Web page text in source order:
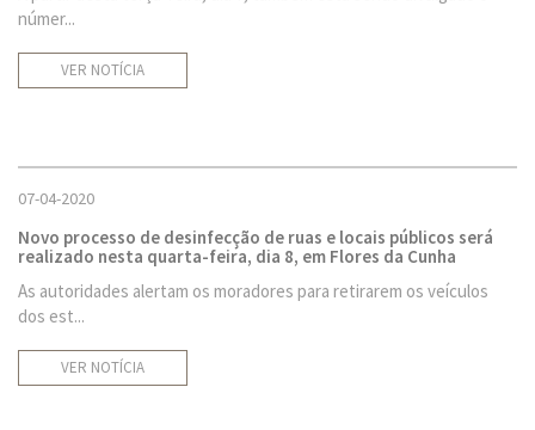
númer...
VER NOTÍCIA
07-04-2020
Novo processo de desinfecção de ruas e locais públicos será
realizado nesta quarta-feira, dia 8, em Flores da Cunha
As autoridades alertam os moradores para retirarem os veículos
dos est...
VER NOTÍCIA